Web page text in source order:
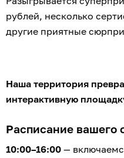
рублей, несколько
другие приятные
Наша территория
интерактивную
Расписание вашего
10:00–16:00 —